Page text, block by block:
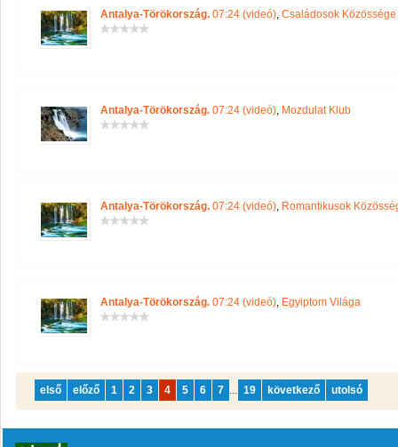
Antalya-Törökország. 07:24 (videó), Családosok Közössége
Antalya-Törökország. 07:24 (videó), Mozdulat Klub
Antalya-Törökország. 07:24 (videó), Romantikusok
Antalya-Törökország. 07:24 (videó), Egyiptom Világa
első előző 1 2 3 4 5 6 7 ... 19 következő utolsó